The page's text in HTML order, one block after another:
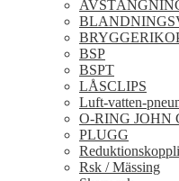
BSP
BSPT
LÅSCLIPS
Luft-vatten-
O-RING JOHN
PLUGG
Rsk / Mässing